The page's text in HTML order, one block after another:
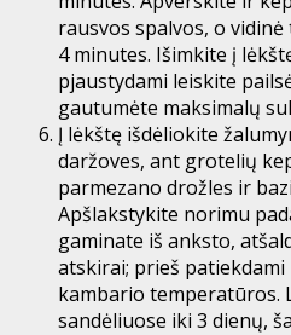
rausvos spalvos, o
4 minutes. Išimkite į
pjaustydami leiskite
gautumėte maksimalų
Į lėkštę išdėliokite
daržoves, ant grotelių
parmezano drožles ir
Apšlakstykite norimu
gaminate iš anksto,
atskirai; prieš
kambario temperatūros.
sandėliuose iki 3 dienų,